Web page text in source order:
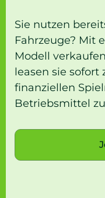
Sie nutzen
Fahrzeuge? Mit
Modell
leasen sie sofort
finanziellen
Betriebsmittel